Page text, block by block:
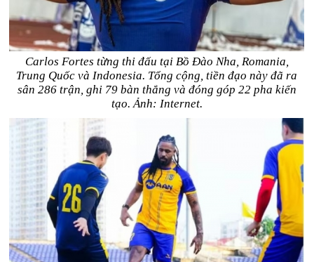
Carlos Fortes từng thi đấu tại Bồ Đào Nha, Romania,
Trung Quốc và Indonesia. Tổng cộng, tiền đạo này đã ra
sân 286 trận, ghi 79 bàn thắng và đóng góp 22 pha kiến
tạo. Ảnh: Internet.